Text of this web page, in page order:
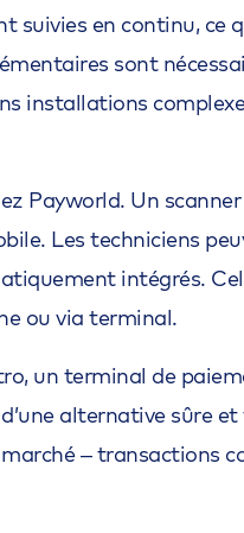
suivies en continu, ce
sont
installations
Payworld. Un
Les techniciens
intégrés.
ou via terminal.
un terminal de
alternative sûre
– transactions